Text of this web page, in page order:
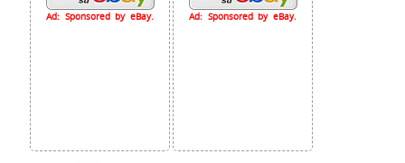
Ad: Sponsored by eBay. Ad: Sponsored by eBay.